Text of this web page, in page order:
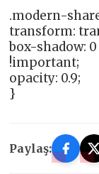
.modern-
transform:
box-shadow: 0
!important;
opacity: 0.9;
}
Paylaş: